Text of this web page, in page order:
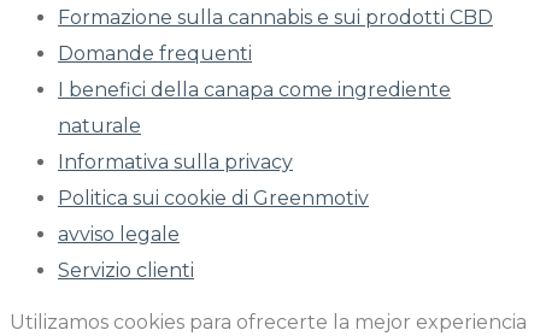
Formazione sulla cannabis e sui prodotti CBD
Domande frequenti
I benefici della canapa come ingrediente
naturale
Informativa sulla privacy
Politica sui cookie di Greenmotiv
avviso legale
Servizio clienti
Utilizamos cookies para ofrecerte la mejor experiencia